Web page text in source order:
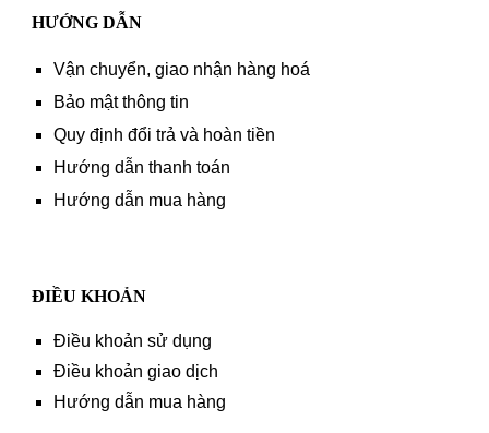
HƯỚNG DẪN
Vận chuyển, giao nhận hàng hoá
Bảo mật thông tin
Quy định đổi trả và hoàn tiền
Hướng dẫn thanh toán
Hướng dẫn mua hàng
ĐIỀU KHOẢN
Điều khoản sử dụng
Điều khoản giao dịch
Hướng dẫn mua hàng